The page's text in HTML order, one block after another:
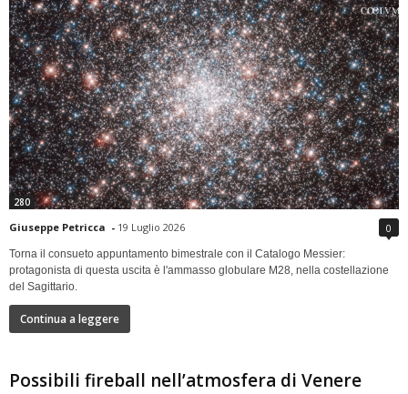
280
Giuseppe Petricca - 19 Luglio 2026 0
Torna il consueto appuntamento bimestrale con il Catalogo Messier:
protagonista di questa uscita è l'ammasso globulare M28, nella costellazione
del Sagittario.
Continua a leggere
Possibili fireball nell’atmosfera di Venere